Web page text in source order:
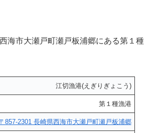
海市大瀬戸町瀬戸板浦郷にある第１種
江切漁港(えぎりぎょこう)
第１種漁港
857-2301 長崎県西海市大瀬戸町瀬戸板浦郷